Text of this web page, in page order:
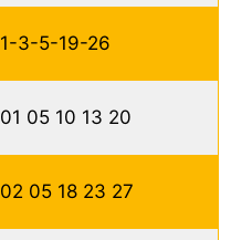
1-3-5-19-26
01 05 10 13 20
02 05 18 23 27